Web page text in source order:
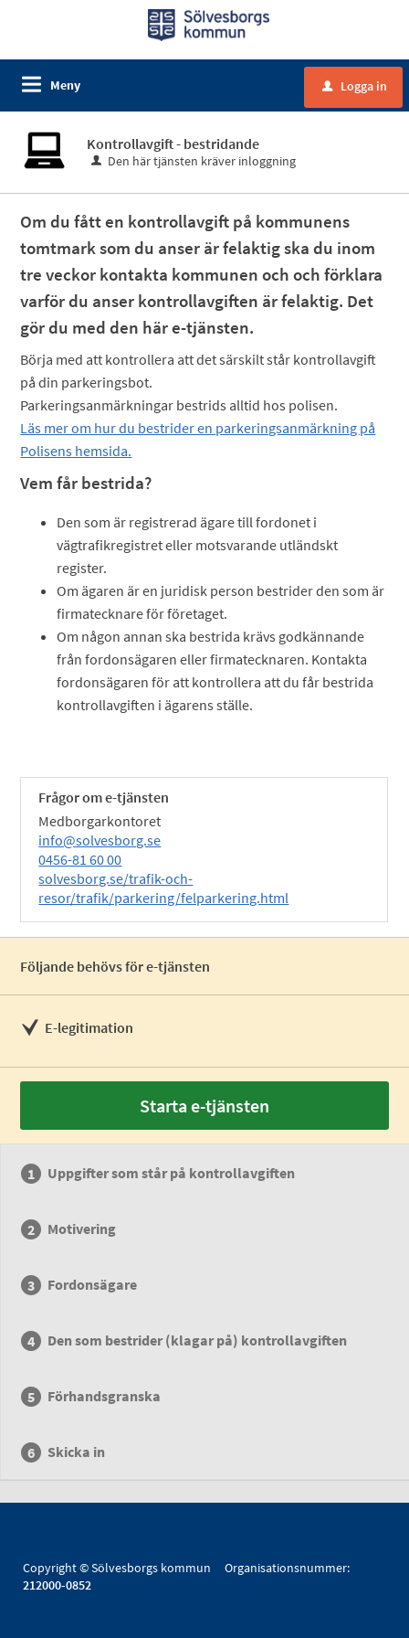
Meny u Logga in
Kontrollavgift - bestridande
Den här tjänsten kräver inloggning
Om du fått en kontrollavgift på kommunens
tomtmark som du anser är felaktig ska du inom
tre veckor kontakta kommunen och och förklara
varför du anser kontrollavgiften är felaktig. Det
gör du med den här e-tjänsten.
Börja med att kontrollera att det särskilt står kontrollavgift
på din parkeringsbot.
Parkeringsanmärkningar bestrids alltid hos polisen.
Läs mer om hur du bestrider en parkeringsanmärkning på
Polisens hemsida.
Vem får bestrida?
Den som är registrerad ägare till fordonet i
vägtrafikregistret eller motsvarande utländskt
register.
Om ägaren är en juridisk person bestrider den som är
firmatecknare för företaget.
Om någon annan ska bestrida krävs godkännande
från fordonsägaren eller firmatecknaren. Kontakta
fordonsägaren för att kontrollera att du får bestrida
kontrollavgiften i ägarens ställe.
Frågor om e-tjänsten
Medborgarkontoret
info@solvesborg.se
0456-81 60 00
solvesborg.se/trafik-och-
resor/trafik/parkering/felparkering.html
Följande behövs för e-tjänsten
E-legitimation
Starta e-tjänsten
Uppgifter som står på kontrollavgiften
Motivering
Fordonsägare
Den som bestrider (klagar på) kontrollavgiften
Förhandsgranska
Skicka in
Copyright © Sölvesborgs kommun Organisationsnummer:
212000-0852